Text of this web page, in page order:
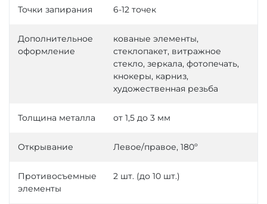
Точки запирания 6-12 точек
Дополнительное
оформление
кованые элементы,
стеклопакет, витражное
стекло, зеркала, фотопечать,
кнокеры, карниз,
художественная резьба
Толщина металла от 1,5 до 3 мм
Открывание Левое/правое, 180º
Противосъемные
элементы
2 шт. (до 10 шт.)